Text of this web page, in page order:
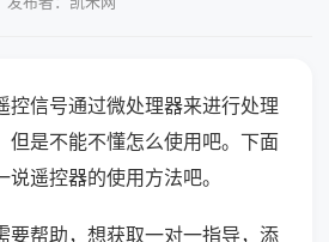
控信号通过微处理器来进行处理
但是不能不懂怎么使用吧。下面
遥控器的使用方法吧。
要帮助，想获取一对一指导，添